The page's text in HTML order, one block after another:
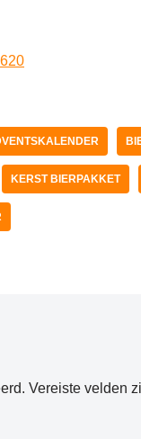
KERST BIERPAKKET
Vereiste velden